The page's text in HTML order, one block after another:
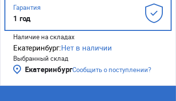
Гарантия
1 год
Наличие на складах
Екатеринбург:Нет в наличии
Выбранный склад
ЕкатеринбургСообщить о поступлении?